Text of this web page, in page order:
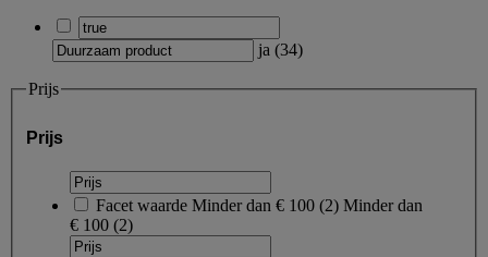
ja (34)
Prijs
Prijs
Facet waarde Minder dan € 100 (2) Minder dan
€ 100 (2)